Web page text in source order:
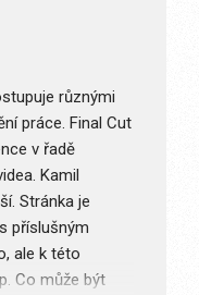
různými
práce. Final Cut
v řadě
Kamil
Stránka je
příslušným
ale k této
Co může být